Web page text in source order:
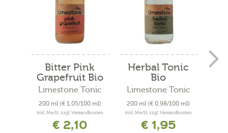
Bitter Pink
Grapefruit Bio
Limestone Tonic
200 ml (€ 1,05/100 ml)
inkl. MwSt. zzgl. Versandkosten
€ 2,10
Herbal Tonic
Bio
Limestone Tonic
200 ml (€ 0,98/100 ml)
inkl. MwSt. zzgl. Versandkosten
€ 1,95